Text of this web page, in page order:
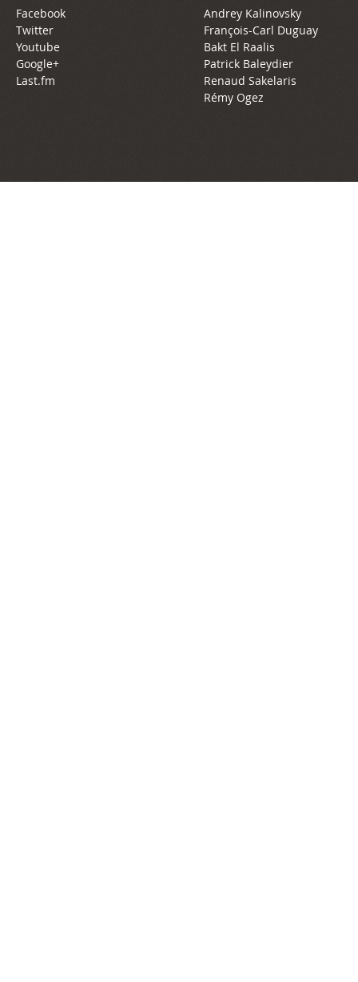
Facebook
Twitter
Youtube
Google+
Last.fm
Andrey Kalinovsky
François-Carl Duguay
Bakt El Raalis
Patrick Baleydier
Renaud Sakelaris
Rémy Ogez